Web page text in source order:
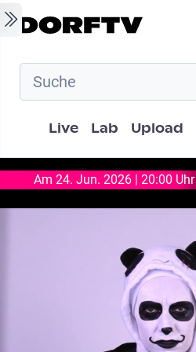
Skip to main content
Hauptnavigation
Live Lab Upload
Am 24. Jun. 2026 | 20:00 Uhr